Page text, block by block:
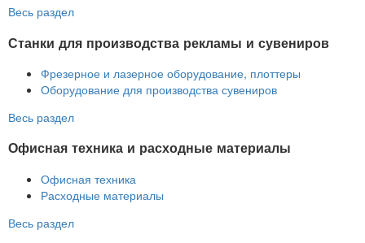
Весь раздел
Станки для производства рекламы и сувениров
Фрезерное и лазерное оборудование, плоттеры
Оборудование для производства сувениров
Весь раздел
Офисная техника и расходные материалы
Офисная техника
Расходные материалы
Весь раздел